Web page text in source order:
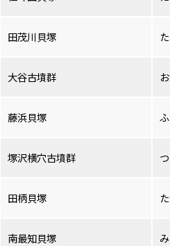
田茂川貝塚
大谷古墳群
藤浜貝塚
塚沢横穴古墳群
田柄貝塚
南最知貝塚